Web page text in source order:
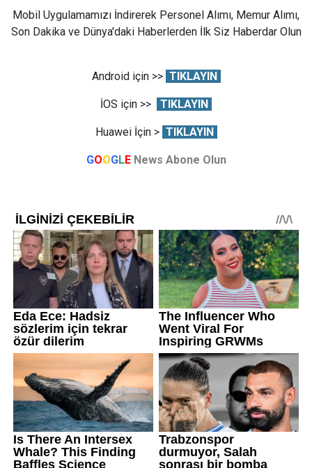
Mobil Uygulamamızı İndirerek Personel Alımı, Memur Alımı,
Son Dakika ve Dünya'daki Haberlerden İlk Siz Haberdar Olun
Android için >> TIKLAYIN
İOS için >> TIKLAYIN
Huawei İçin > TIKLAYIN
GOOGLE News Abone Olun